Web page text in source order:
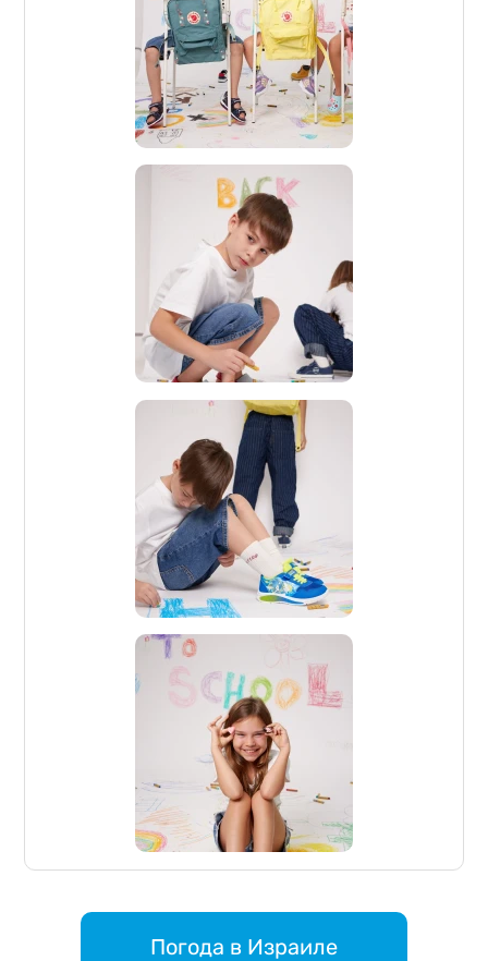
Погода в Израиле